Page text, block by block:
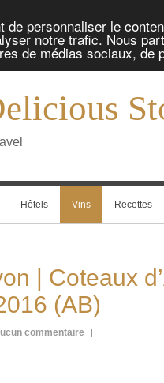
de personnaliser le
notre trafic. Nous
de médias sociaux, de
Hôtels Vins Recettes
| Coteaux
(AB)
commentaire